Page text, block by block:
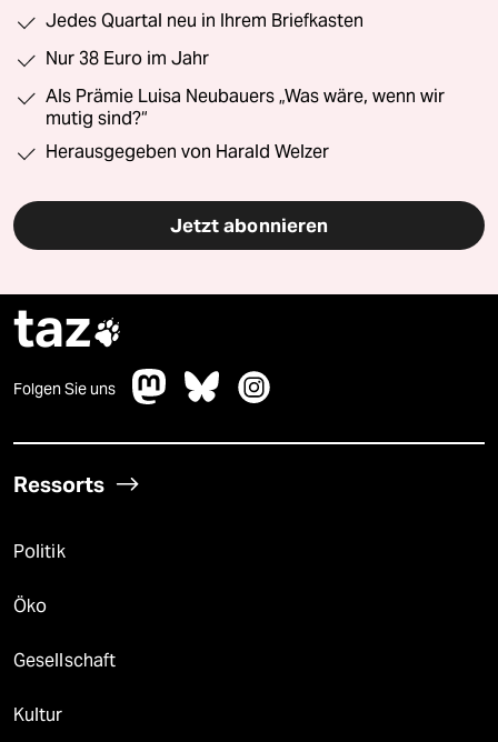
Jedes Quartal neu in Ihrem Briefkasten
Nur 38 Euro im Jahr
Als Prämie Luisa Neubauers „Was wäre, wenn wir
mutig sind?“
Herausgegeben von Harald Welzer
Jetzt abonnieren
taz
Folgen Sie uns
Ressorts
Politik
Öko
Gesellschaft
Kultur